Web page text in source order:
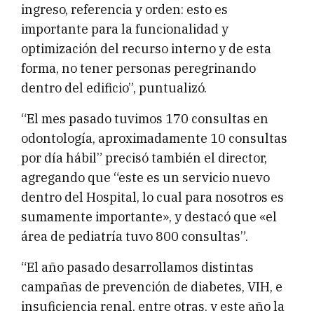
ingreso, referencia y orden: esto es
importante para la funcionalidad y
optimización del recurso interno y de esta
forma, no tener personas peregrinando
dentro del edificio”, puntualizó.
“El mes pasado tuvimos 170 consultas en
odontología, aproximadamente 10 consultas
por día hábil” precisó también el director,
agregando que “este es un servicio nuevo
dentro del Hospital, lo cual para nosotros es
sumamente importante», y destacó que «el
área de pediatría tuvo 800 consultas”.
“El año pasado desarrollamos distintas
campañas de prevención de diabetes, VIH, e
insuficiencia renal, entre otras, y este año la